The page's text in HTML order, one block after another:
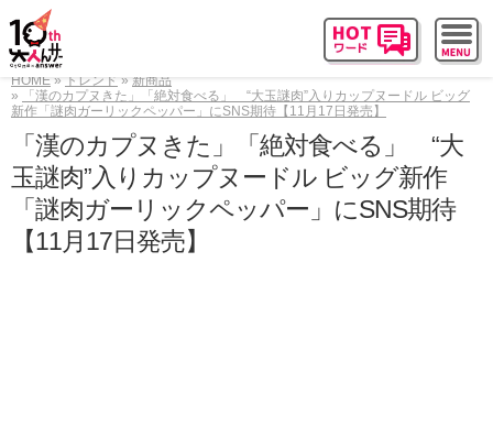
HOME トレンド
新商品
「漢のカプヌきた」「絶対食べる」 “大玉謎肉”入りカップヌードル ビッグ
新作「謎肉ガーリックペッパー」にSNS期待【11月17日発売】
「漢のカプヌきた」「絶対食べる」 “大
玉謎肉”入りカップヌードル ビッグ新作
「謎肉ガーリックペッパー」にSNS期待
【11月17日発売】